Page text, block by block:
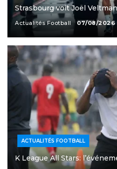
Strasbourg voit Joël
Actualités Football 07/08/2026
ACTUALITÉS FOOTBALL
K League All Stars: